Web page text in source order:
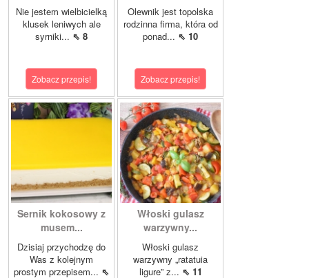
Nie jestem wielbicielką
klusek leniwych ale
syrniki... ⇖ 8
Zobacz przepis!
Olewnik jest topolska
rodzinna firma, która od
ponad... ⇖ 10
Zobacz przepis!
Sernik kokosowy z
musem...
Dzisiaj przychodzę do
Was z kolejnym
prostym przepisem... ⇖
Włoski gulasz
warzywny...
Włoski gulasz
warzywny „ratatuia
ligure” z... ⇖ 11